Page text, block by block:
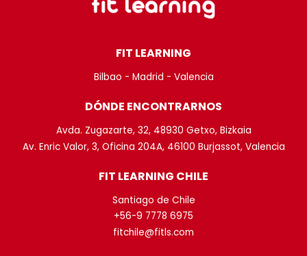
FIT LEARNING
Bilbao - Madrid - Valencia
DÓNDE ENCONTRARNOS
Avda. Zugazarte, 32, 48930 Getxo, Bizkaia
Av. Enric Valor, 3, Oficina 204A, 46100 Burjassot, Valencia
FIT LEARNING CHILE
Santiago de Chile
+56-9 7778 6975
fitchile@fitls.com